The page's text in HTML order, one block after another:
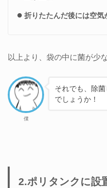
折りたたんだ後には空気
以上より、袋の中に菌が少
僕
それでも、除
でしょうか！
2.ポリタンクに設